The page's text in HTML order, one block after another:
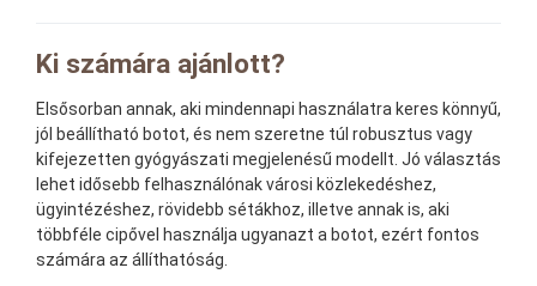
Ki számára ajánlott?
Elsősorban annak, aki mindennapi használatra keres könnyű,
jól beállítható botot, és nem szeretne túl robusztus vagy
kifejezetten gyógyászati megjelenésű modellt. Jó választás
lehet idősebb felhasználónak városi közlekedéshez,
ügyintézéshez, rövidebb sétákhoz, illetve annak is, aki
többféle cipővel használja ugyanazt a botot, ezért fontos
számára az állíthatóság.